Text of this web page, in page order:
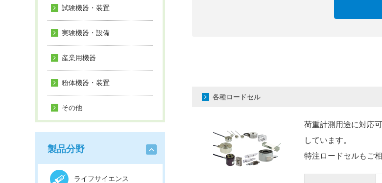
試験機器・装置
実験機器・設備
産業用機器
粉体機器・装置
その他
製品分野
ライフサイエンス
各種ロードセル
荷重計測用途に対応
しています。
特注ロードセルもご相